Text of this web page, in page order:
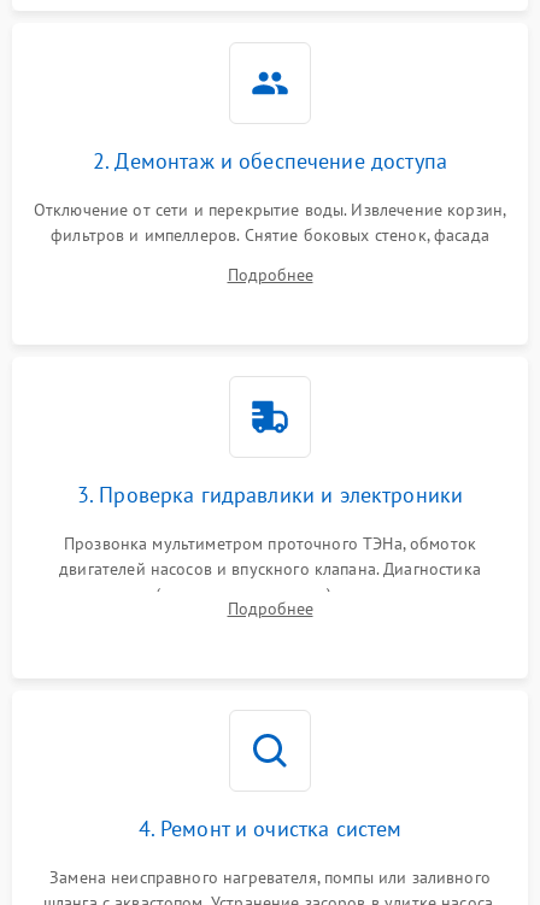
2. Демонтаж и обеспечение доступа
Отключение от сети и перекрытие воды. Извлечение корзин,
фильтров и импеллеров. Снятие боковых стенок, фасада
циркуляционному насосу, ТЭНу и сливной помпе.
Подробнее
3. Проверка гидравлики и электроники
Прозвонка мультиметром проточного ТЭНа, обмоток
двигателей насосов и впускного клапана. Диагностика
прессостата (датчика уровня воды), датчика мутности,
концевика дверцы и электронного модуля управления.
Подробнее
4. Ремонт и очистка систем
Замена неисправного нагревателя, помпы или заливного